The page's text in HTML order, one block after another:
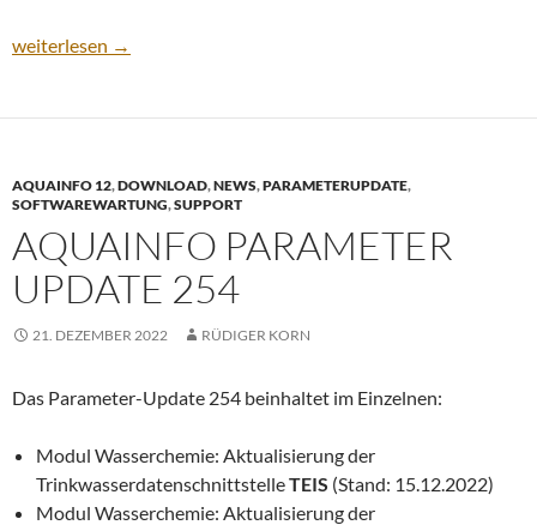
AquaInfo 12 Service Pack 16
weiterlesen →
AQUAINFO 12,DOWNLOAD,NEWS,PARAMETERUPDATE,
SOFTWAREWARTUNG,SUPPORT
AQUAINFO PARAMETER
UPDATE 254
21. DEZEMBER 2022 RÜDIGER KORN
Das Parameter-Update 254 beinhaltet im Einzelnen:
Modul Wasserchemie: Aktualisierung der
TrinkwasserdatenschnittstelleTEIS (Stand: 15.12.2022)
Modul Wasserchemie: Aktualisierung der